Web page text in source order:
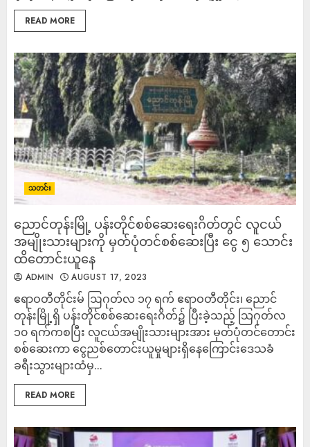
READ MORE
သတင်း
ညောင်တုန်းမြို့ ပန်းတိုင်စစ်ဆေးရေးဂိတ်တွင် လူငယ်
အမျိုးသားများကို မှတ်ပုံတင်စစ်ဆေးပြီး ငွေ ၅ သောင်း
ထိတောင်းယူနေ
ADMIN AUGUST 17, 2023
ဧရာဝတီတိုင်းမ် ဩဂုတ်လ ၁၇ ရက် ဧရာဝတီတိုင်း၊ ညောင်
တုန်းမြို့ရှိ ပန်းတိုင်စစ်ဆေးရေးဂိတ်၌ ပြီးခဲ့သည့် သြဂုတ်လ
၁၀ ရက်ကစပြီး လူငယ်အမျိုးသားများအား မှတ်ပုံတင်တောင်း
စစ်ဆေးကာ ငွေညစ်တောင်းယူမှုများရှိနေကြောင်းဒေသခံ
ခရီးသွားများထံမှ...
READ MORE